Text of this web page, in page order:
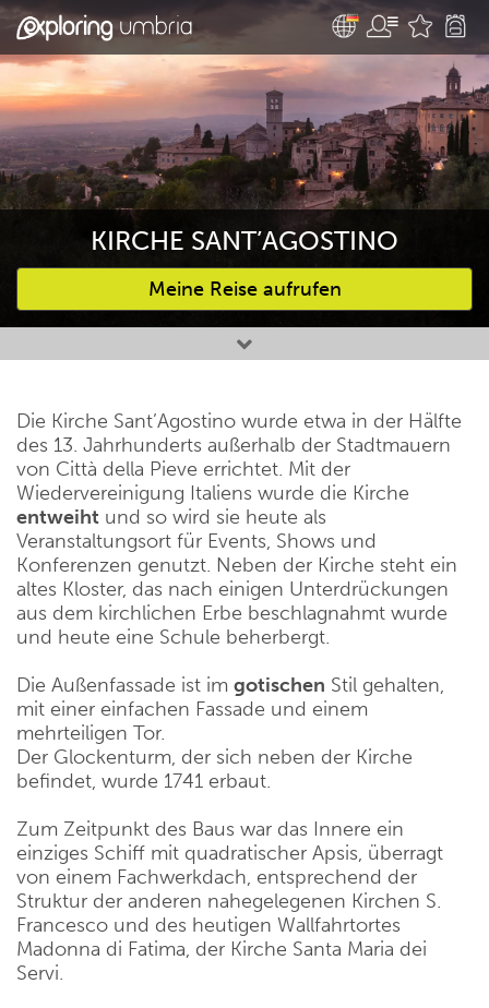
KIRCHE SANT’AGOSTINO
Meine Reise aufrufen
Bevorzugte Aktivitäten
Die Kirche Sant’Agostino wurde etwa in der Hälfte
des 13. Jahrhunderts außerhalb der Stadtmauern
von Città della Pieve errichtet. Mit der
Wiedervereinigung Italiens wurde die Kirche
entweiht und so wird sie heute als
Veranstaltungsort für Events, Shows und
Konferenzen genutzt. Neben der Kirche steht ein
altes Kloster, das nach einigen Unterdrückungen
aus dem kirchlichen Erbe beschlagnahmt wurde
und heute eine Schule beherbergt.
Die Außenfassade ist im gotischen Stil gehalten,
mit einer einfachen Fassade und einem
mehrteiligen Tor.
Der Glockenturm, der sich neben der Kirche
befindet, wurde 1741 erbaut.
Zum Zeitpunkt des Baus war das Innere ein
einziges Schiff mit quadratischer Apsis, überragt
von einem Fachwerkdach, entsprechend der
Struktur der anderen nahegelegenen Kirchen S.
Francesco und des heutigen Wallfahrtortes
Madonna di Fatima, der Kirche Santa Maria dei
Servi.